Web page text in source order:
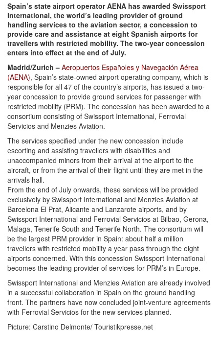
Spain’s state airport operator AENA has awarded Swissport
International, the world’s leading provider of ground
handling services to the aviation sector, a concession to
provide care and assistance at eight Spanish airports for
travellers with restricted mobility. The two-year concession
enters into effect at the end of July.
Madrid/Zurich – Aeropuertos Españoles y Navegación Aérea
(AENA), Spain’s state-owned airport operating company, which is
responsible for all 47 of the country’s airports, has issued a two-
year concession to provide ground services for passenger with
restricted mobility (PRM). The concession has been awarded to a
consortium consisting of Swissport International, Ferrovial
Servicios and Menzies Aviation.
The services specified under the new concession include
escorting and assisting travellers with disabilities and
unaccompanied minors from their arrival at the airport to the
aircraft, or from the arrival of their flight until they are met in the
arrivals hall.
From the end of July onwards, these services will be provided
exclusively by Swissport International and Menzies Aviation at
Barcelona El Prat, Alicante and Lanzarote airports, and by
Swissport International and Ferrovial Servicios at Bilbao, Gerona,
Malaga, Tenerife South and Tenerife North. The consortium will
be the largest PRM provider in Spain: about half a million
travellers with restricted mobility a year pass through the eight
airports concerned. With this concession Swissport International
becomes the leading provider of services for PRM’s in Europe.
Swissport International and Menzies Aviation are already involved
in a successful collaboration in Spain on the ground handling
front. The partners have now concluded joint-venture agreements
with Ferrovial Servicios for the new services planned.
Picture: Carstino Delmonte/ Touristikpresse.net